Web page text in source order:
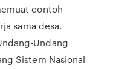
contoh
sama desa.
Undang
Sistem Nasional